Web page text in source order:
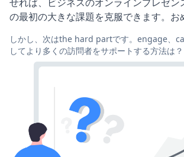
の最初の大きな課題を克服できます。お
しかし、次はthe hard partです。engage、
してより多くの訪問者をサポートする方法は？